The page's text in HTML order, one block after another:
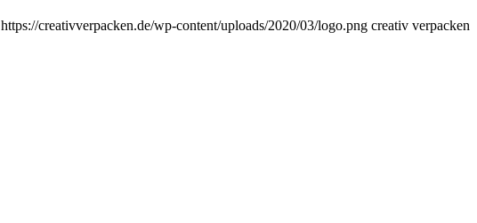
https://creativverpacken.de/wp-content/uploads/2020/03/logo.png creativ verpacken